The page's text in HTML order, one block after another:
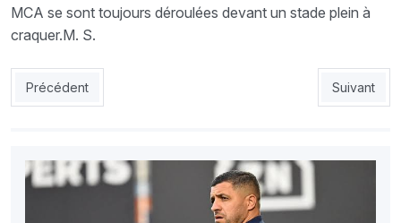
MCA se sont toujours déroulées devant un stade plein à
craquer.M. S.
Article précédent : USMBA : Henkouche, le mal aimé des
Précédent Article
Suivant